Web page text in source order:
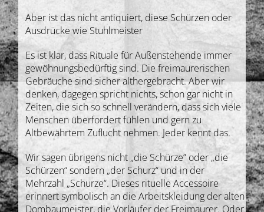
Aber ist das nicht antiquiert, diese Schürzen oder
Ausdrücke wie Stuhlmeister
Es ist klar, dass Rituale für Außenstehende immer
gewöhnungsbedürftig sind. Die freimaurerischen
Gebräuche sind sicher althergebracht. Aber wir
denken, dagegen spricht nichts, schon gar nicht in
Zeiten, die sich so schnell verändern, dass sich viele
Menschen überfordert fühlen und gern zu
Altbewährtem Zuflucht nehmen. Jeder kennt das.
Wir sagen übrigens nicht „die Schürze” oder „die
Schürzen“ sondern „der Schurz“ und in der
Mehrzahl „Schurze“. Dieses rituelle Accessoire
erinnert symbolisch an die Arbeitskleidung der alten
Dombaumeister, die Vorläufer der Freimaurer. Oder